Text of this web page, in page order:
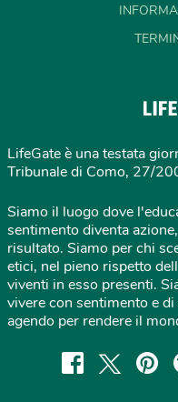
LifeGate è una testata
Tribunale di Como, 27/
Siamo il luogo dove
sentimento diventa
risultato. Siamo per chi
etici, nel pieno rispetto
viventi in esso presenti.
vivere con sentimento e
agendo per rendere il